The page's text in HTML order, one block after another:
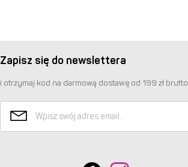
Zapisz się do newslettera
i otrzymaj kod na darmową dostawę od 199 zł brutto